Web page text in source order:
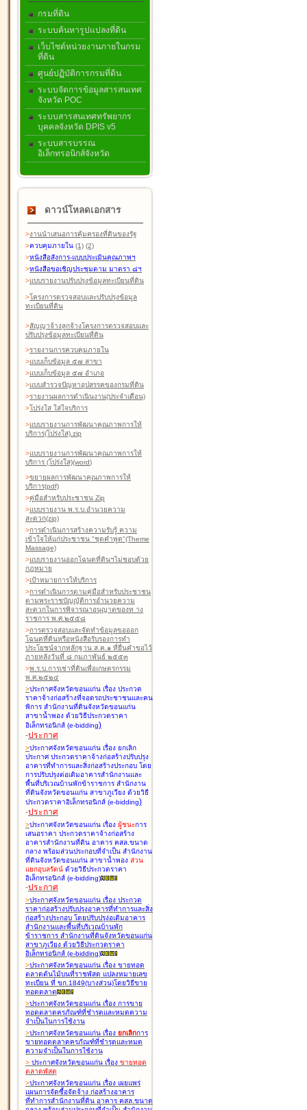
กรมที่ดิน
ระบบค้นหารูปแปลงที่ดิน
เว็บไซต์หน่วยงานภายในกรม
ที่ดิน
ศูนย์ปฏิบัติการกรมที่ดิน
ระบบจัดการข้อมูลสารสนเทศ
จังหวัด POC
ระบบสารสนเทศทรัพยากร
บุคคลจังหวัด DPIS v5
ระบบสารบรรณ
อิเล็กทรอนิกส์จังหวัด
ดาวน์โหลดเอกสาร
>งานนำเสนอการคุ้มครองที่ดินของรัฐ
>ควบคุมภายใน (1) (2)
>หนังสือสังการ-แบบประเมินคุณภาพฯ
>หนังสือขอเชิญประชุมตาม มาตรา ๘ฯ
>แบบรายงานปรับปรุงข้อมูลทะเบียนที่ดิน
>โครงการตรวจสอบและปรับปรุงข้อมูล
ทะเบียนที่ดิน
>สัญญาจ้างลูกจ้างโครงการตรวจสอบและ
ปรับปรุงข้อมูลทะเบียนที่ดิน
>รายงานการควบคุมภายใน
>แบบเก็บข้อมูล ๕๗ สาขา
>แบบเก็บข้อมูล ๕๗ อำเภอ
>แบบสำรวจปัญหาอุปสรรคของกรมที่ดิน
>รายงานผลการดำเนินงาน(ประจำเดือน)
>โปร่งใส ใส่ใจบริการ
>แบบรายงานการพัฒนาคุณภาพการให้
บริการ(โปร่งใส).zip
>แบบรายงานการพัฒนาคุณภาพการให้
บริการ (โปร่งใส)(word)
>ขยายผลการพัฒนาคุณภาพการให้
บริการ(pdf)
>คู่มือสำหรับประชาชน Zip
>แบบรายงาน พ.ร.บ.อำนวยความ
สะดวก(zip)
>การดำเนินการสร้างความรับรู้ ความ
เข้าใจให้แก่ประชาชน "ชุดคำพูด"(Theme
Massage)
>แบบรายงานออกโฉนดที่ดินฯไม่ชอบด้วย
กฎหมาย
>เป้าหมายการให้บริการ
>การดำเนินการตามคู่มือสำหรับประชาชน
ตามพระราชบัญญัติการอำนวยความ
สะดวกในการพิจารณาอนุญาตของท าง
ราชการ พ.ศ.๒๕๕๘
>การตรวจสอบและจัดทำข้อมูลขอออก
โฉนดที่ดินหรือหนังสือรับรองการทำ
ประโยชน์จากหลักฐาน ส.ค.๑ ที่ยื่นคำขอไว้
ภายหลังวันที่ ๘ กุมภาพันธ์ ๒๕๕๓
>พ.ร.บ.การเช่าที่ดินเพื่อเกษตรกรรม
พ.ศ.๒๕๒๔
>ประกาศจังหวัดขอนแก่น เรื่อง ประกวด
ราคาจ้างก่อสร้างที่จอดรถประชาชนและคน
พิการ สำนักงานที่ดินจังหวัดขอนแก่น
สาขาน้ำพอง ด้วยวิธีประกวดราคา
อิเล็กทรอนิกส์ (e-bidding)
-ประกาศ
>ประกาศจังหวัดขอนแก่น เรื่อง ยกเลิก
ประกาศ ประกวดราคาจ้างก่อสร้างปรับปรุง
อาคารที่ทำการและสิ่งก่อสร้างประกอบ โดย
การปรับปรุงต่อเติมอาคารสำนักงานและ
พื้นที่บริเวณบ้านพักข้าราชการ สำนักงาน
ที่ดินจังหวัดขอนแก่น สาขาภูเวียง ด้วยวิธี
ประกวดราคาอิเล็กทรอนิกส์ (e-bidding)
-ประกาศ
>ประกาศจังหวัดขอนแก่น เรื่อง ผู้ชนะการ
เสนอราคา ประกวดราคาจ้างก่อสร้าง
อาคารสำนักงานที่ดิน อาคาร คสล.ขนาด
กลาง พร้อมส่วนประกอบที่จำเป็น สำนักงาน
ที่ดินจังหวัดขอนแก่น สาขาน้ำพอง ส่วน
แยกอุบลรัตน์ ด้วยวิธีประกวดราคา
อิเล็กทรอนิกส์ (e-bidding)
-ประกาศ
>ประกาศจังหวัดขอนแก่น เรื่อง ประกวด
ราคาก่อสร้างปรับปรุงอาคารที่ทำการและสิ่ง
ก่อสร้างประกอบ โดยปรับปรุง่อเติมอาคาร
สำนักงานและพื้นที่บริเวณบ้านพัก
ข้าราชการ สำนักงานที่ดินจังหวัดขอนแก่น
สาขาภูเวียง ด้วยวิธีประกวดราคา
อิเล็กทรอนิกส์ (e-bidding)
>ประกาศจังหวัดขอนแก่น เรื่อง ขายทอด
ตลาดต้นไม้บนที่ราชพัสดุ แปลงหมายเลข
ทะเบียน ที่ ขก.1849(บางส่วน)โดยวิธีขาย
ทอดตลาด
>ประกาศจังหวัดขอนแก่น เรื่อง การขาย
ทอดตลาดครุภัณฑ์ที่ชำรุดและหมดความ
จำเป็นในการใช้งาน
>ประกาศจังหวัดขอนแก่น เรื่อง ยกเลิกการ
ขายทอดตลาดครุภัณฑ์ที่ชำรุดและหมด
ความจำเป็นในการใช้งาน
> ประกาศจังหวัดขอนแก่น เรื่อง ขายทอด
ตลาดพัสดุ
>ประกาศจังหวัดขอนแก่น เรื่อง เผยแพร่
แผนการจัดซื้อจัดจ้าง ก่อสร้างอาคาร
ที่ทำการสำนักงานที่ดิน อาคาร คสล.ขนาด